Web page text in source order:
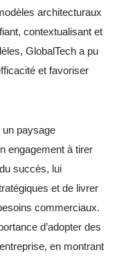
architecturaux
contextualisant et
GlobalTech a pu
et favoriser
un paysage
engagement à tirer
succès, lui
et de livrer
commerciaux.
d’adopter des
en montrant